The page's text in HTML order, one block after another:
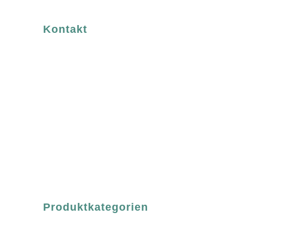
Kontakt
Produktkategorien